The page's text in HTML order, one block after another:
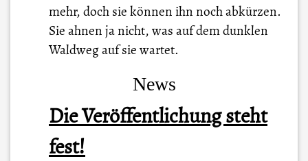
mehr, doch sie können ihn noch abkürzen.
Sie ahnen ja nicht, was auf dem dunklen
Waldweg auf sie wartet.
News
Die Veröffentlichung steht
fest!